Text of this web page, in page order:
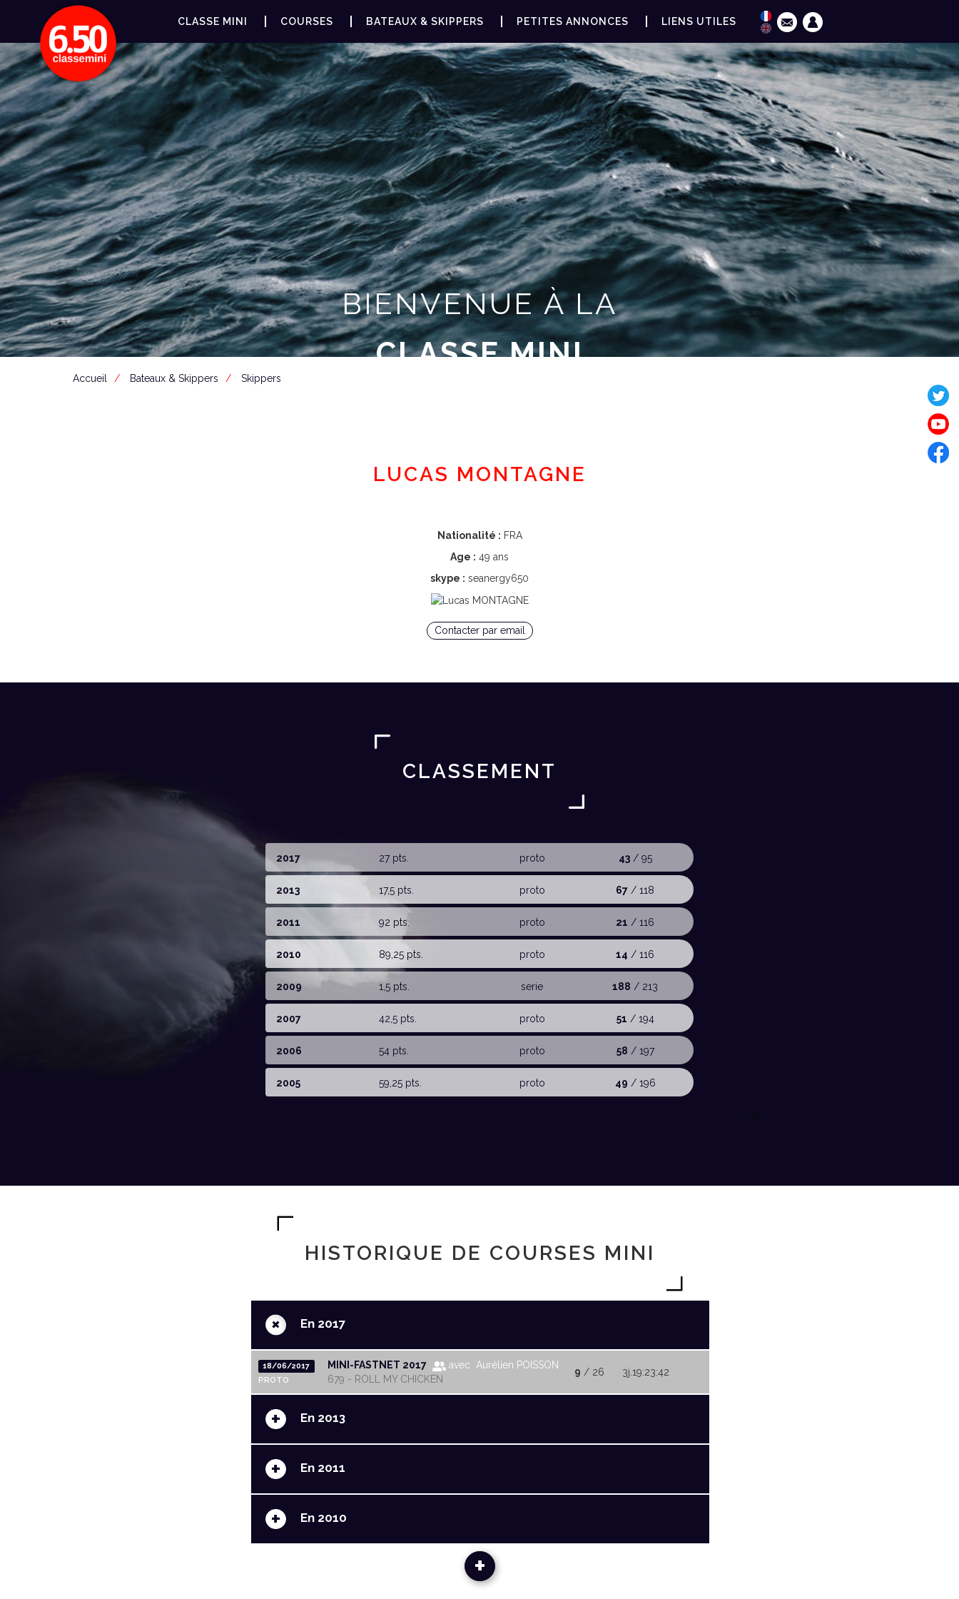
CLASSE MINI COURSES BATEAUX & SKIPPERS PETITES ANNONCES LIENS UTILES
BIENVENUE À LA
CLASSE MINI
Accueil Bateaux & Skippers Skippers
LUCAS MONTAGNE
Nationalité : FRA
Age : 49 ans
skype : seanergy650
Contacter par email
CLASSEMENT
2017 27 pts. proto 43/ 95
2013 17,5 pts. proto 67 / 118
2011 92 pts. proto 21 / 116
2010 89,25 pts. proto 14 / 116
2009 1,5 pts. serie 188 / 213
2007 42,5 pts. proto 51 / 194
2006 54 pts. proto 58 / 197
2005 59,25 pts. proto 49 / 196
HISTORIQUE DE COURSES MINI
+ En 2017
18/06/2017
PROTO
MINI-FASTNET 2017
avec Aurélien POISSON
679 - ROLL MY CHICKEN
9 / 26 3j.19:23:42
+ En 2013
+ En 2011
+ En 2010
+